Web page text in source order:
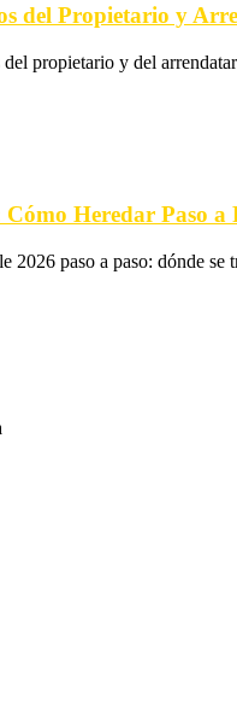
del Propietario y
propietario y del
Heredar Paso a
2026 paso a paso: dónde